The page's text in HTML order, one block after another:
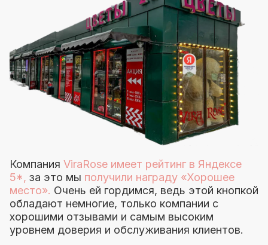
Компания ViraRose имеет рейтинг в Яндексе
5*, за это мы получили награду «Хорошее
место». Очень ей гордимся, ведь этой кнопкой
обладают немногие, только компании с
хорошими отзывами и самым высоким
уровнем доверия и обслуживания клиентов.